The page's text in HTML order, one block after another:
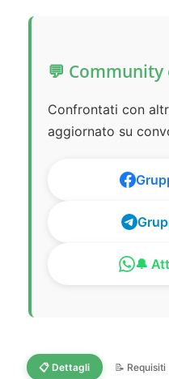
💬
Confrontati con
aggiornato su
🔔
📋 Dettagli 📝 Requisiti